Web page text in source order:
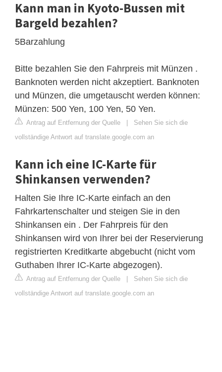
Kann man in Kyoto-Bussen mit
Bargeld bezahlen?
5Barzahlung
Bitte bezahlen Sie den Fahrpreis mit Münzen .
Banknoten werden nicht akzeptiert. Banknoten
und Münzen, die umgetauscht werden können:
Münzen: 500 Yen, 100 Yen, 50 Yen.
Antrag auf Entfernung der Quelle | Sehen Sie sich die
vollständige Antwort auf translate.google.com an
Kann ich eine IC-Karte für
Shinkansen verwenden?
Halten Sie Ihre IC-Karte einfach an den
Fahrkartenschalter und steigen Sie in den
Shinkansen ein . Der Fahrpreis für den
Shinkansen wird von Ihrer bei der Reservierung
registrierten Kreditkarte abgebucht (nicht vom
Guthaben Ihrer IC-Karte abgezogen).
Antrag auf Entfernung der Quelle | Sehen Sie sich die
vollständige Antwort auf translate.google.com an